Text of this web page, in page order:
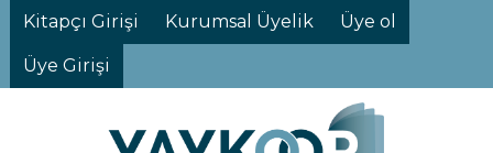
Kitapçı Girişi Kurumsal Üyelik Üye ol
Üye Girişi